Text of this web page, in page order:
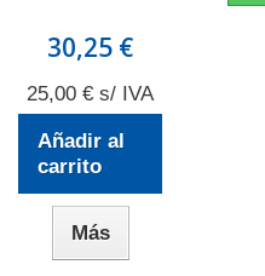
30,25 €
25,00 € s/ IVA
Añadir al
carrito
Más